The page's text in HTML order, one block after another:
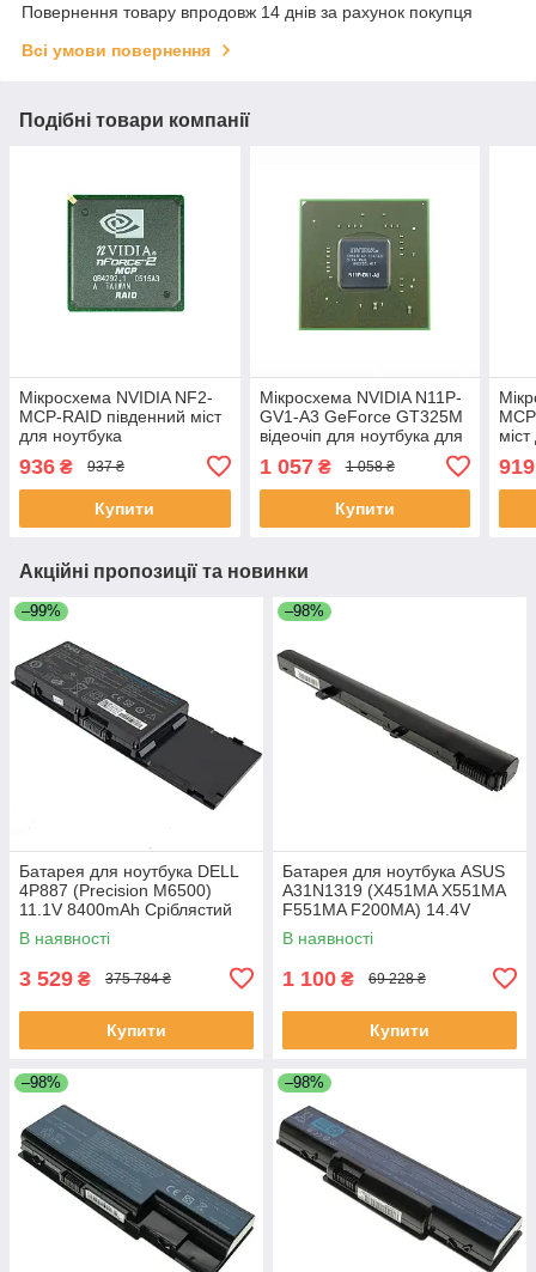
Повернення товару впродовж 14 днів за рахунок покупця
Всі умови повернення
Подібні товари компанії
Мікросхема NVIDIA NF2-
MCP-RAID південний міст
для ноутбука
936 ₴ 937 ₴
Купити
Мікросхема NVIDIA N11P-
GV1-A3 GeForce GT325M
відеочіп для ноутбука для
1 057₴ 1 058 ₴
Купити
919
Акційні пропозиції та новинки
–99%
Батарея для ноутбука DELL
4P887 (Precision M6500)
11.1V 8400mAh Сріблястий
В наявності
3 529 ₴ 375 784 ₴
Купити
–98%
Батарея для ноутбука ASUS
A31N1319 (X451MA X551MA
F551MA F200MA) 14.4V
2200mAh Чорний
В наявності
1 100 ₴ 69 228 ₴
Купити
–98% –98%